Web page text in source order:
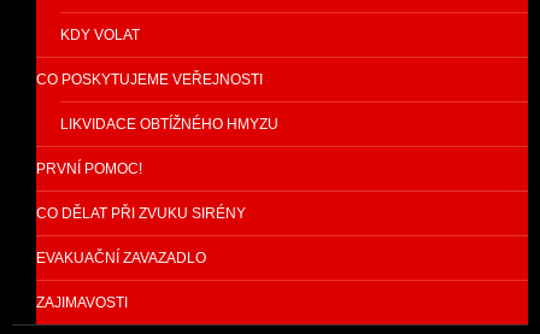
KDY VOLAT
CO POSKYTUJEME VEŘEJNOSTI
LIKVIDACE OBTÍŽNÉHO HMYZU
PRVNÍ POMOC!
CO DĚLAT PŘI ZVUKU SIRÉNY
EVAKUAČNÍ ZAVAZADLO
ZAJIMAVOSTI